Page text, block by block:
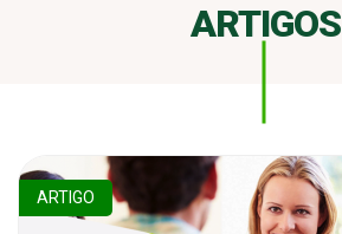
ARTIGOS
ARTIGO